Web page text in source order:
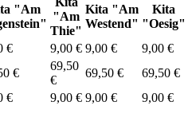
"Am
"Am
Thie"
Kita "Am
Westend"
Kita
"Oesig"
€ 9,00 € 9,00 €
9,00 €
€
69,50
€
69,50 €
69,50 €
€ 9,00 € 9,00 € 9,00 €